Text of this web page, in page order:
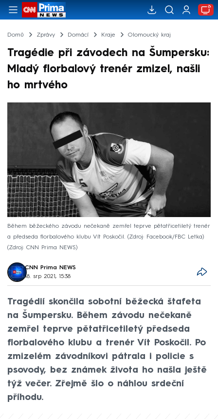
Domů Zprávy Domácí Kraje Olomoucký kraj
Tragédie při závodech na Šumpersku:
Mladý florbalový trenér zmizel, našli
ho mrtvého
Během běžeckého závodu nečekaně zemřel teprve pětatřicetiletý trenér
a předseda florbalového klubu Vít Poskočil. (Zdroj: Facebook/FBC Letka)
Zdroj: CNN Prima NEWS
CNN Prima NEWS
18. srp 2021, 15:38
Tragédií skončila sobotní běžecká štafeta
na Šumpersku. Během závodu nečekaně
zemřel teprve pětatřicetiletý předseda
florbalového klubu a trenér Vít Poskočil. Po
zmizelém závodníkovi pátrala i policie s
psovody, bez známek života ho našla ještě
týž večer. Zřejmě šlo o náhlou srdeční
příhodu.